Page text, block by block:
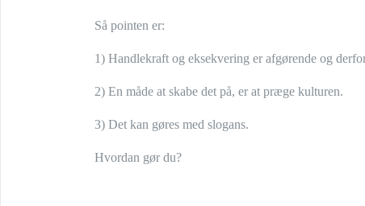
Så pointen er:
1) Handlekraft og eksekvering er afgørende og
2) En måde at skabe det på, er at præge kulturen.
3) Det kan gøres med slogans.
Hvordan gør du?